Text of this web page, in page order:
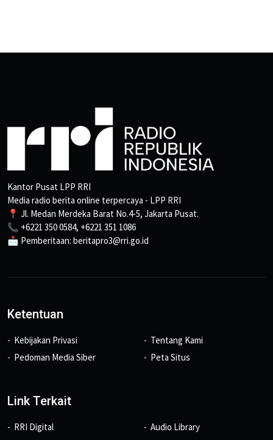
Kantor Pusat LPP RRI
Media radio berita online terpercaya - LPP RRI
📍 Jl. Medan Merdeka Barat No.4-5, Jakarta Pusat.
📞 +6221 350 0584, +6221 351 1086
📩 Pemberitaan: beritapro3@rri.go.id
Ketentuan
Kebijakan Privasi
Pedoman Media Siber
Tentang Kami
Peta Situs
Link Terkait
RRI Digital
Audio Library